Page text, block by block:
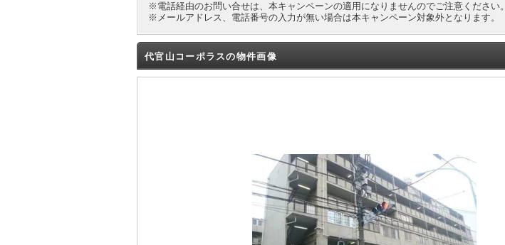
※電話経由のお問い合せは、本キャンペーンの適用になりませんのでご注意ください。
※メールアドレス、電話番号の入力が無い場合は本キャンペーン対象外となります。
代官山コーポラスの物件画像